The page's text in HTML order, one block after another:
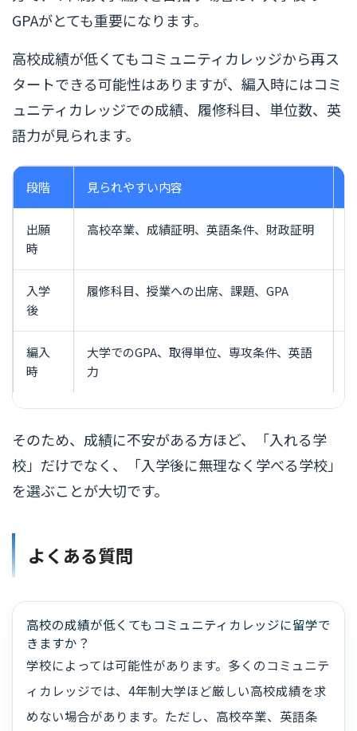
GPAがとても重要になります。
高校成績が低くてもコミュニティカレッジから再ス
タートできる可能性はありますが、編入時にはコミ
ュニティカレッジでの成績、履修科目、単位数、英
語力が見られます。
段階 見られやすい内容
出願
時
高校卒業、成績証明、英語条件、財政証明
入学
後
履修科目、授業への出席、課題、GPA
編入
時
大学でのGPA、取得単位、専攻条件、英語
力
そのため、成績に不安がある方ほど、「入れる学
校」だけでなく、「入学後に無理なく学べる学校」
を選ぶことが大切です。
よくある質問
高校の成績が低くてもコミュニティカレッジに留学で
きますか？
学校によっては可能性があります。多くのコミュニテ
ィカレッジでは、4年制大学ほど厳しい高校成績を求
めない場合があります。ただし、高校卒業、英語条